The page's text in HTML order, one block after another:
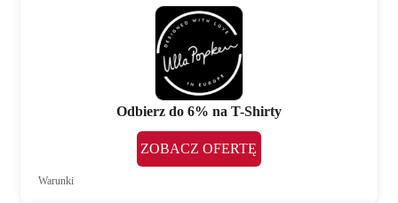
Odbierz do 6% na T-Shirty
ZOBACZ OFERTĘ
Warunki